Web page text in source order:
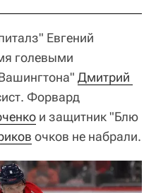
Евгений
голевыми
Дмитрий
Форвард
и защитник "Блю
очков не набрали.